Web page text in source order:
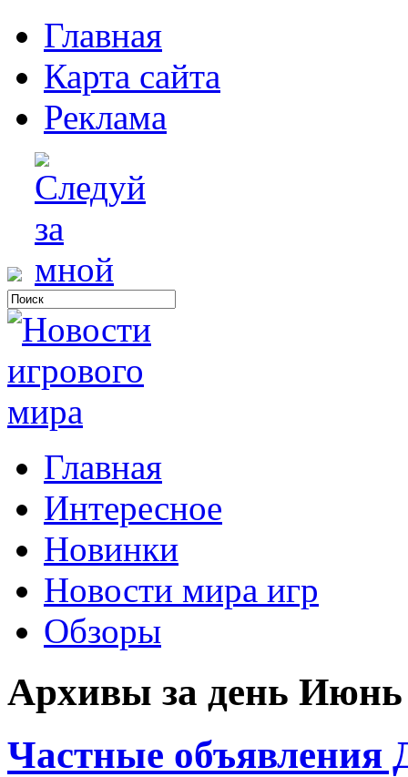
Главная
Карта сайта
Реклама
Главная
Интересное
Новинки
Новости мира игр
Обзоры
Архивы за день Июнь
Частные объявления